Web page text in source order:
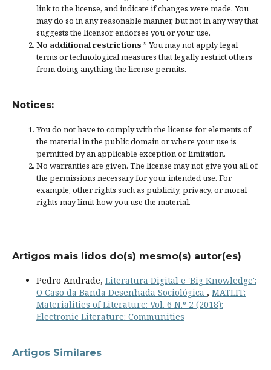
link to the license, and indicate if changes were made. You
may do so in any reasonable manner, but not in any way that
suggests the licensor endorses you or your use.
No additional restrictions ” You may not apply legal
terms ortechnological measuresthat legally restrict others
from doing anything the license permits.
Notices:
You do not have to comply with the license for elements of
the material in the public domain or where your use is
permitted by an applicable exception or limitation.
No warranties are given. The license may not give you all of
the permissions necessary for your intended use. For
example, other rights such as publicity, privacy, or moral
rights may limit how you use the material.
Artigos mais lidos do(s) mesmo(s) autor(es)
Pedro Andrade, Literatura Digital e 'Big Knowledge':
O Caso da Banda Desenhada Sociológica , MATLIT:
Materialities of Literature: Vol. 6 N.º 2 (2018):
Electronic Literature: Communities
Artigos Similares